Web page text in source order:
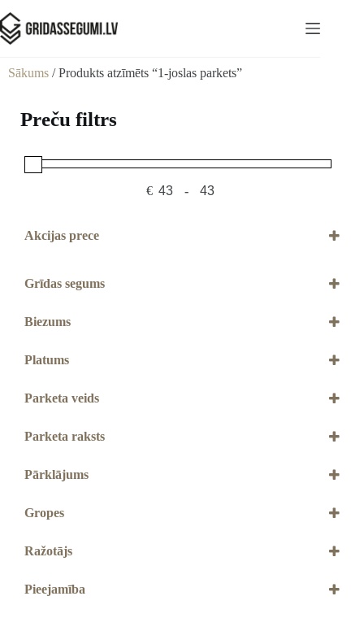
Sākums / Produkts atzīmēts “1-joslas parkets”
Preču filtrs
€ Minimum Price
-
Maximum Price
Akcijas prece
Grīdas segums
Biezums
Platums
Parketa veids
Parketa raksts
Pārklājums
Live Pure laka
Gropes
Ražotājs
Pieejamība